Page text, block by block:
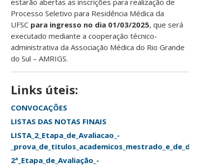
estarão abertas as inscrições para realização de
Processo Seletivo para Residência Médica da
UFSC para ingresso no dia 01/03/2025, que será
executado mediante a cooperação técnico-
administrativa da Associação Médica do Rio Grande
do Sul – AMRIGS.
Links úteis:
CONVOCAÇÕES
LISTAS DAS NOTAS FINAIS
LISTA_2_Etapa_de_Avaliacao_-
2ª_Etapa_de_Avaliação_-